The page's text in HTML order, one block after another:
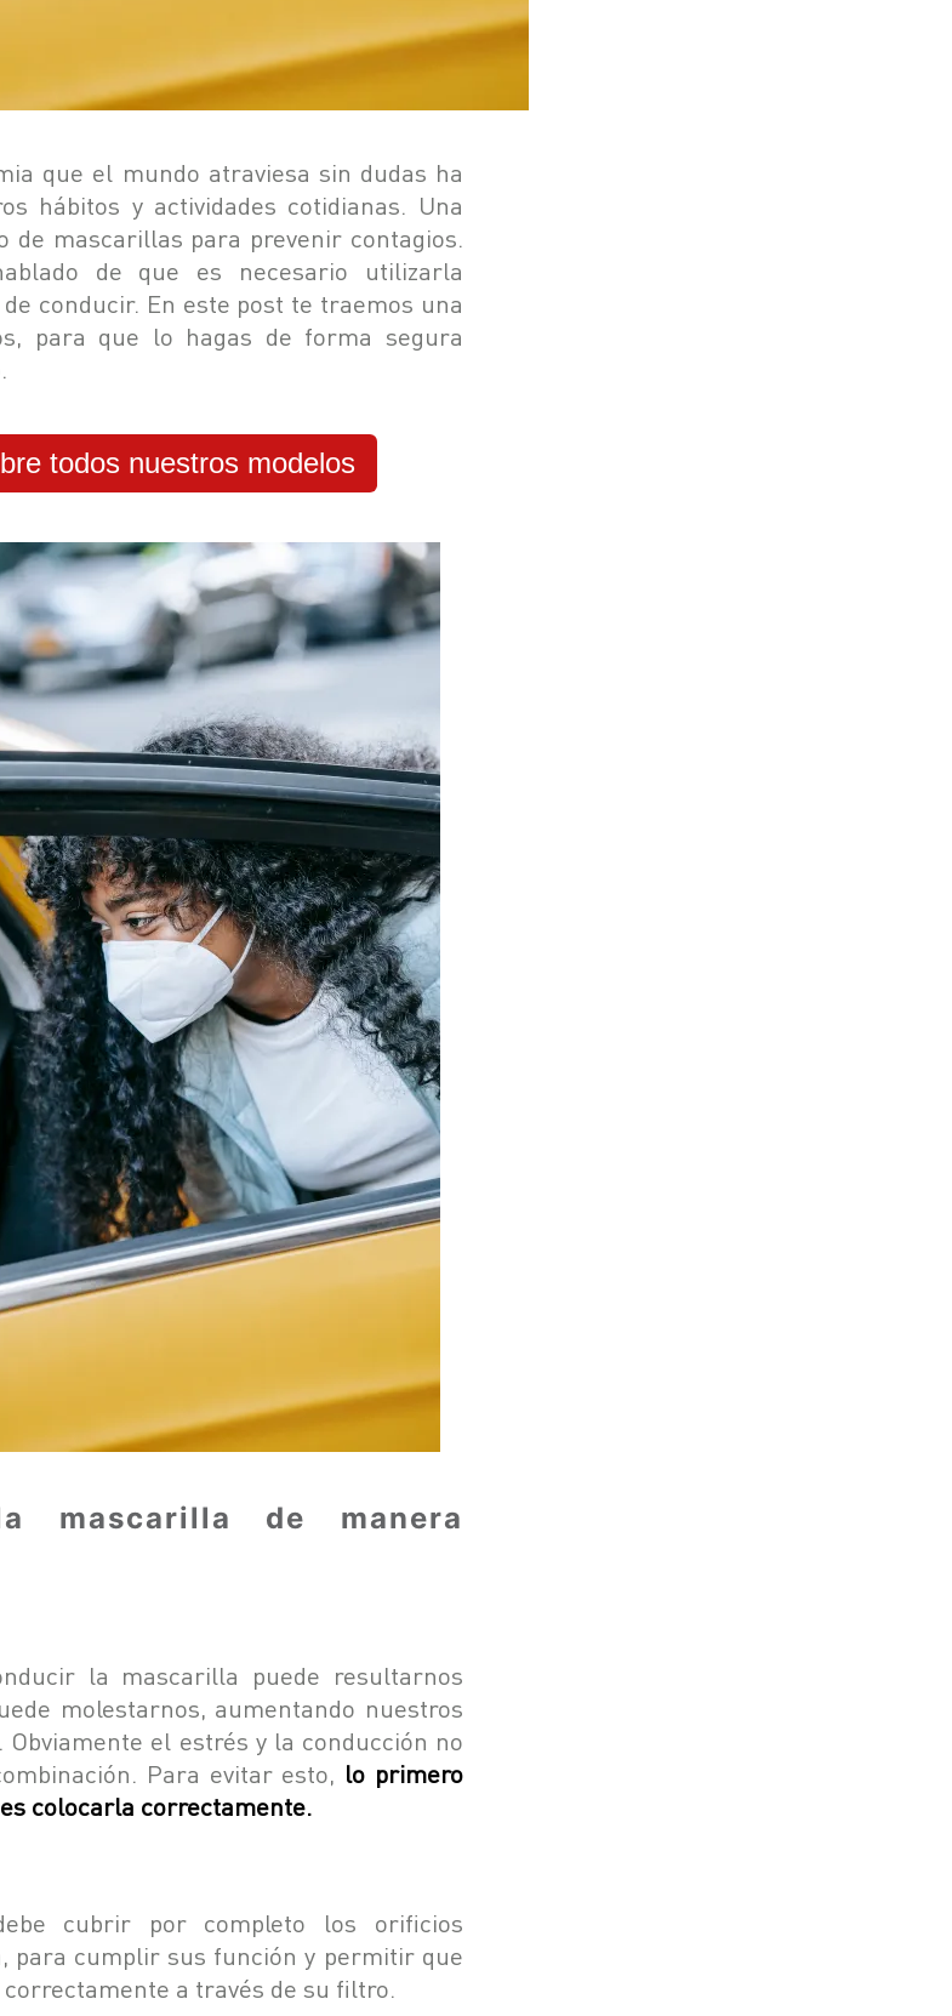
que el mundo atraviesa sin dudas ha
hábitos y actividades cotidianas. Una
de mascarillas para prevenir contagios.
de que es necesario utilizarla
conducir. En este post te traemos una
para que lo hagas de forma segura
todos nuestros modelos
mascarilla de manera
la mascarilla puede resultarnos
molestarnos, aumentando nuestros
Obviamente el estrés y la conducción no
Para evitar esto, lo primero
colocarla correctamente.
cubrir por completo los orificios
para cumplir sus función y permitir que
correctamente a través de su filtro.